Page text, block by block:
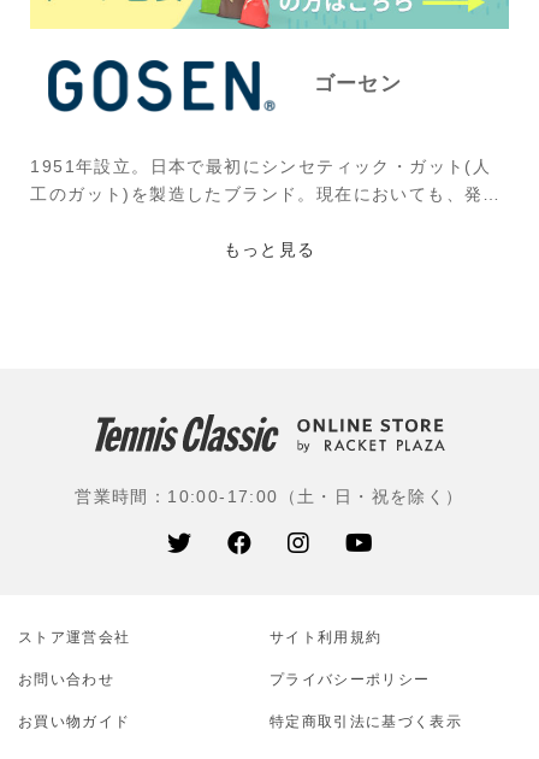
ゴーセン
1951年設立。日本で最初にシンセティック・ガット(人
工のガット)を製造したブランド。現在においても、発売
ツメーカーの中では最も多い。また、1960年代からラケ
使用選手：日比万葉(グラムスリー)、今村昌倫(JCRファ
もっと見る
営業時間：10:00-17:00（土・日・祝を除く）
ストア運営会社 サイト利⽤規約
お問い合わせ プライバシーポリシー
お買い物ガイド 特定商取引法に基づく表示